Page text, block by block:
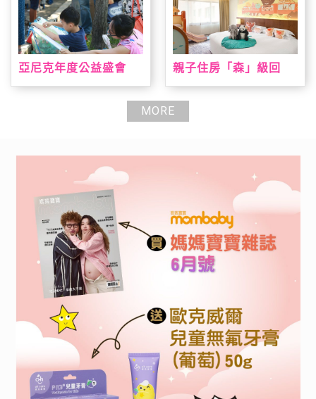
亞尼克年度公益盛會
趣，早鳥報到就送手撕
親子住房「森」級回
房結合台灣動物、溜滑
梯、遊戲室全日通一次
MORE